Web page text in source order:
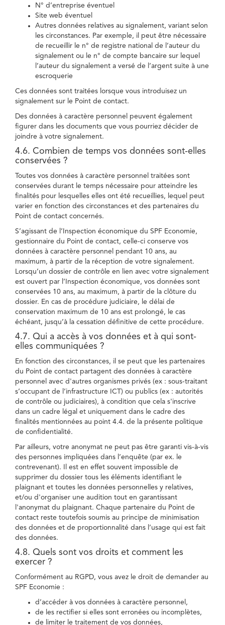
N° d’entreprise éventuel
Site web éventuel
Autres données relatives au signalement, variant selon
les circonstances. Par exemple, il peut être nécessaire
de recueillir le n° de registre national de l’auteur du
signalement ou le n° de compte bancaire sur lequel
l’auteur du signalement a versé de l’argent suite à une
escroquerie
Ces données sont traitées lorsque vous introduisez un
signalement sur le Point de contact.
Des données à caractère personnel peuvent également
figurer dans les documents que vous pourriez décider de
joindre à votre signalement.
4.6. Combien de temps vos données sont-elles
conservées ?
Toutes vos données à caractère personnel traitées sont
conservées durant le temps nécessaire pour atteindre les
finalités pour lesquelles elles ont été recueillies, lequel peut
varier en fonction des circonstances et des partenaires du
Point de contact concernés.
S’agissant de l’Inspection économique du SPF Economie,
gestionnaire du Point de contact, celle-ci conserve vos
données à caractère personnel pendant 10 ans, au
maximum, à partir de la réception de votre signalement.
Lorsqu’un dossier de contrôle en lien avec votre signalement
est ouvert par l’Inspection économique, vos données sont
conservées 10 ans, au maximum, à partir de la clôture du
dossier. En cas de procédure judiciaire, le délai de
conservation maximum de 10 ans est prolongé, le cas
échéant, jusqu’à la cessation définitive de cette procédure.
4.7. Qui a accès à vos données et à qui sont-
elles communiquées ?
En fonction des circonstances, il se peut que les partenaires
du Point de contact partagent des données à caractère
personnel avec d'autres organismes privés (ex : sous-traitant
s’occupant de l’infrastructure ICT) ou publics (ex : autorités
de contrôle ou judiciaires), à condition que cela s'inscrive
dans un cadre légal et uniquement dans le cadre des
finalités mentionnées au point 4.4. de la présente politique
de confidentialité.
Par ailleurs, votre anonymat ne peut pas être garanti vis-à-vis
des personnes impliquées dans l’enquête (par ex. le
contrevenant). Il est en effet souvent impossible de
supprimer du dossier tous les éléments identifiant le
plaignant et toutes les données personnelles y relatives,
et/ou d'organiser une audition tout en garantissant
l'anonymat du plaignant. Chaque partenaire du Point de
contact reste toutefois soumis au principe de minimisation
des données et de proportionnalité dans l’usage qui est fait
des données.
4.8. Quels sont vos droits et comment les
exercer ?
Conformément au RGPD, vous avez le droit de demander au
SPF Economie :
d’accéder à vos données à caractère personnel,
de les rectifier si elles sont erronées ou incomplètes,
de limiter le traitement de vos données,